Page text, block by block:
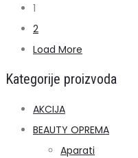
1
2
Load More
Kategorije proizvoda
AKCIJA
BEAUTY OPREMA
Aparati